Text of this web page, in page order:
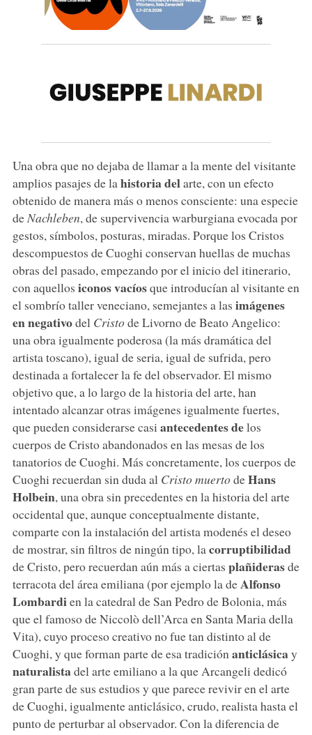
Una obra que no dejaba de llamar a la mente del visitante
amplios pasajes de la historia delarte, con un efecto
obtenido de manera más o menos consciente: una especie
de Nachleben, de supervivencia warburgiana evocada por
gestos, símbolos, posturas, miradas. Porque los Cristos
descompuestos de Cuoghi conservan huellas de muchas
obras del pasado, empezando por el inicio del itinerario,
con aquellos iconos vacíosque introducían al visitante en
el sombrío taller veneciano, semejantes a las imágenes
en negativodel Cristode Livorno de Beato Angelico:
una obra igualmente poderosa (la más dramática del
artista toscano), igual de seria, igual de sufrida, pero
destinada a fortalecer la fe del observador. El mismo
objetivo que, a lo largo de la historia del arte, han
intentado alcanzar otras imágenes igualmente fuertes,
que pueden considerarse casi antecedentes delos
cuerpos de Cristo abandonados en las mesas de los
tanatorios de Cuoghi. Más concretamente, los cuerpos de
Cuoghi recuerdan sin duda al Cristo muertodeHans
Holbein, una obra sin precedentes en la historia del arte
occidental que, aunque conceptualmente distante,
comparte con la instalación del artista modenés el deseo
de mostrar, sin filtros de ningún tipo, la corruptibilidad
de Cristo, pero recuerdan aún más a ciertas plañiderasde
terracota del área emiliana (por ejemplo la deAlfonso
Lombardien la catedral de San Pedro de Bolonia, más
que el famoso de Niccolò dell’Arca en Santa Maria della
Vita), cuyo proceso creativo no fue tan distinto al de
Cuoghi, y que forman parte de esa tradición anticlásicay
naturalistadel arte emiliano a la que Arcangeli dedicó
gran parte de sus estudios y que parece revivir en el arte
de Cuoghi, igualmente anticlásico, crudo, realista hasta el
punto de perturbar al observador. Con la diferencia de